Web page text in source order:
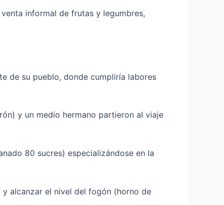
informal de frutas y legumbres,
de su pueblo, donde cumpliría labores
y un medio hermano partieron al viaje
80 sucres) especializándose en la
alcanzar el nivel del fogón (horno de